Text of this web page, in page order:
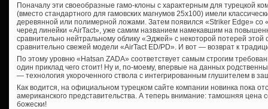
Поначалу эти своеобразные гамо-клоны с характерным для турецкой
(вместо стандартного для гамовских магнумов 25х100) имели
деревянной или полимерной ложами. Затем появился «Striker Edge»
черед линейки «AirTact», уже самим названием намекавшим на
сравнительно нейтральному облику «Эджей» с некоторой потерей этой
сравнительно свежей модели «AirTact ED/PD». И вот — возврат к
По этому уровню «Hatsan ZADA» соответствует самым строгим
один приклад чего стоит! Ну и, по-моему, впервые на данных
— технология укороченного ствола с интегрированным глушителем в
Как водится, на официальном турецком сайте компании новинка пока
американского представительства. А теперь внимание: тамошняя цена
божески!